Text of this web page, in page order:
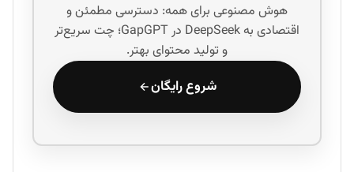
هوش مصنوعی برای همه: دسترسی مطمئن و
اقتصادی به DeepSeek در GapGPT؛ چت سریع‌تر
و تولید محتوای بهتر.
شروع رایگان